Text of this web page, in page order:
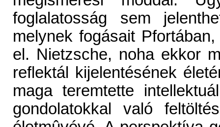
foglalatosság sem
melynek fogásait
el. Nietzsche, noha ekkor
reflektál kijelentésének
maga teremtette
gondolatokkal való